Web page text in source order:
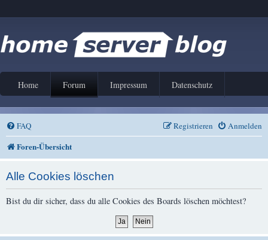
Home Forum Impressum Datenschutz
FAQ Anmelden
Registrieren
Foren-Übersicht
Alle Cookies löschen
Bist du dir sicher, dass du alle Cookies des Boards löschen möchtest?